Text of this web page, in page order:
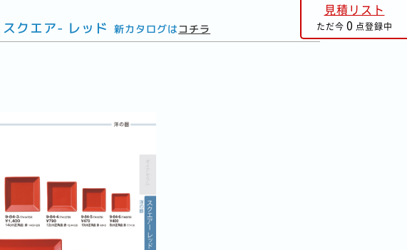
見積リスト
ただ今 0 点登録中
スクエア- レッド 新カタログは コチラ